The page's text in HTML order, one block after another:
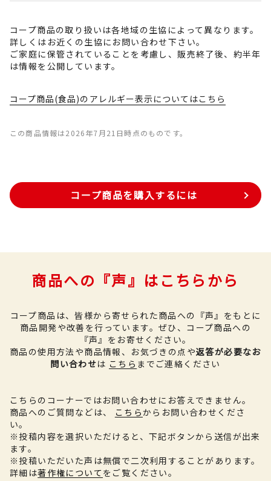
コープ商品の取り扱いは各地域の生協によって異なります。
詳しくはお近くの生協にお問い合わせ下さい。
ご家庭に保管されていることを考慮し、販売終了後、約半年
は情報を公開しています。
コープ商品(食品)のアレルギー表示についてはこちら
この商品情報は2026年7月21日時点のものです。
コープ商品を購入するには
商品への『声』はこちらから
コープ商品は、皆様から寄せられた商品への『声』をもとに
商品開発や改善を行っています。 ぜひ、コープ商品への
『声』をお寄せください。
商品の使用方法や商品情報、お気づきの点や返答が必要なお
問い合わせは こちら までご連絡ください
こちらのコーナーではお問い合わせにお答えできません。
商品へのご質問などは、
こちらからお問い合わせくださ
い。
※投稿内容を選択いただけると、下記ボタンから送信が出来
ます。
※投稿いただいた声は無償で二次利用することがあります。
詳細は著作権について をご覧ください。